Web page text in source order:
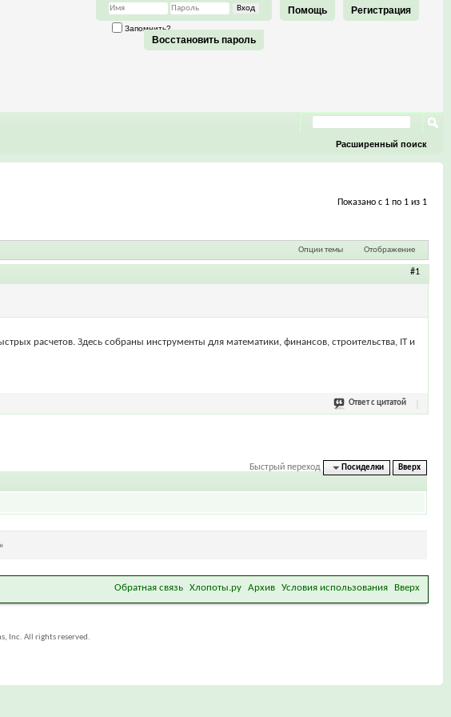
Регистрация
Помощь
Запомнить?
Восстановить пароль
Расширенный поиск
Показано с 1 по 1 из 1
Опции темы Отображение
#1
расчетов. Здесь собраны инструменты для математики, финансов, строительства, IT и
Ответ с цитатой
Быстрый переход Посиделки Вверх
»
Обратная связь Хлопоты.ру Архив Условия использования Вверх
Inc. All rights reserved.